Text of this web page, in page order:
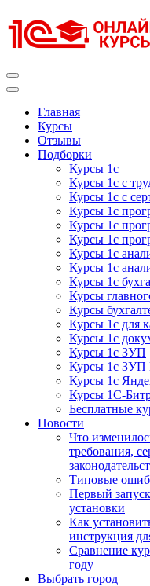
к
содержимому
Главная
Курсы
Отзывы
Подборки
Курсы 1с
Курсы 1с с
Курсы 1с с
Курсы 1с
Курсы 1с
Курсы 1с
Курсы 1с
Курсы 1с
Курсы 1с
Курсы
Курсы
Курсы 1с для
Курсы 1с
Курсы 1с ЗУП
Курсы 1с
Курсы 1с
Курсы 1С-
Бесплатные
Новости
Что
требования,
Типовые
Первый
установки
Как
инструкция
Сравнение
году
Выбрать город